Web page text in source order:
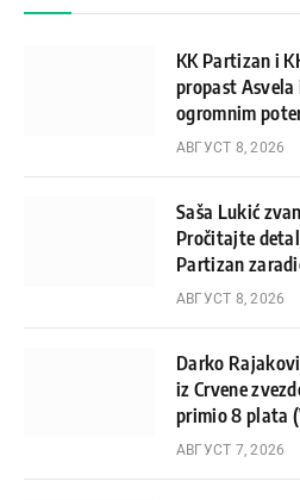
KK Partizan i
propast Asvela
ogromnim
АВГУСТ 8, 2026
Saša Lukić
Pročitajte
Partizan
АВГУСТ 8, 2026
Darko
iz Crvene
primio 8 plata
АВГУСТ 7, 2026